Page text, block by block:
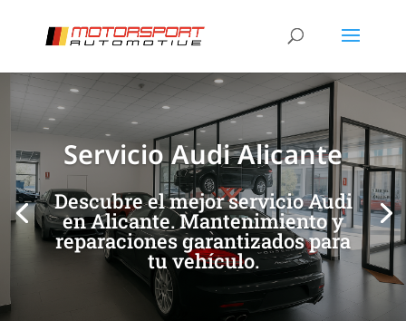
Servicio Audi Alicante
Descubre el mejor servicio Audi
en Alicante. Mantenimiento y
reparaciones garantizados para
tu vehículo.
[/et_pb_slide] [/et_pb_slide]